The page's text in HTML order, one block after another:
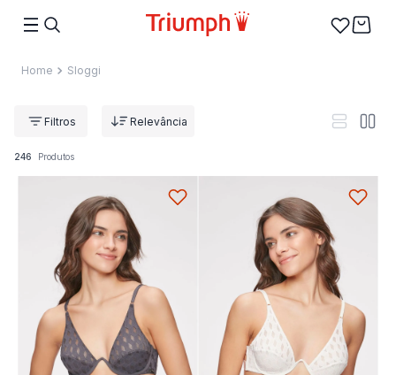
Sloggi
Relevância
246 Produtos